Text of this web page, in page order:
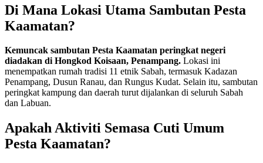
Di Mana Lokasi Utama Sambutan Pesta
Kaamatan?
Kemuncak sambutan Pesta Kaamatan peringkat negeri
diadakan di Hongkod Koisaan, Penampang. Lokasi ini
menempatkan rumah tradisi 11 etnik Sabah, termasuk Kadazan
Penampang, Dusun Ranau, dan Rungus Kudat. Selain itu, sambutan
peringkat kampung dan daerah turut dijalankan di seluruh Sabah
dan Labuan.
Apakah Aktiviti Semasa Cuti Umum
Pesta Kaamatan?